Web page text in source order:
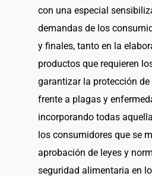
con una especial
demandas de los
y finales, tanto en la
productos que requieren
garantizar la protección
frente a plagas y
incorporando todas
los consumidores que se
aprobación de leyes y
seguridad alimentaria en